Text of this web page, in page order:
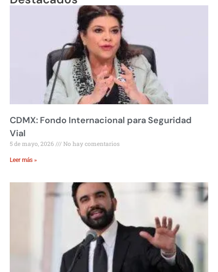
CDMX: Fondo Internacional para Seguridad
Vial
5 de mayo, 2026 No hay comentarios
Leer más »